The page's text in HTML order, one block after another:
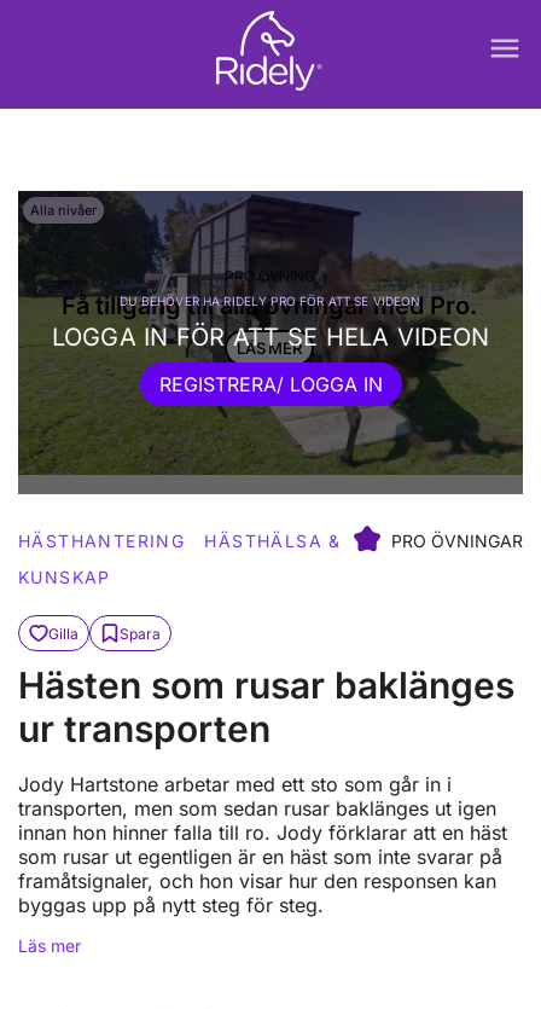
menu
PRO ÖVNING
Få tillgång till alla övningar med Pro.
LÄS MER
7 dagar gratis testperiod.
Alla nivåer
DU BEHÖVER HA RIDELY PRO FÖR ATT SE VIDEON
LOGGA IN FÖR ATT SE HELA VIDEON
REGISTRERA/ LOGGA IN
HÄSTHANTERING
HÄSTHÄLSA &
KUNSKAP
PRO ÖVNINGAR
Gilla Spara
Hästen som rusar baklänges
ur transporten
Jody Hartstone arbetar med ett sto som går in i
transporten, men som sedan rusar baklänges ut igen
innan hon hinner falla till ro. Jody förklarar att en häst
som rusar ut egentligen är en häst som inte svarar på
framåtsignaler, och hon visar hur den responsen kan
byggas upp på nytt steg för steg.
Läs mer